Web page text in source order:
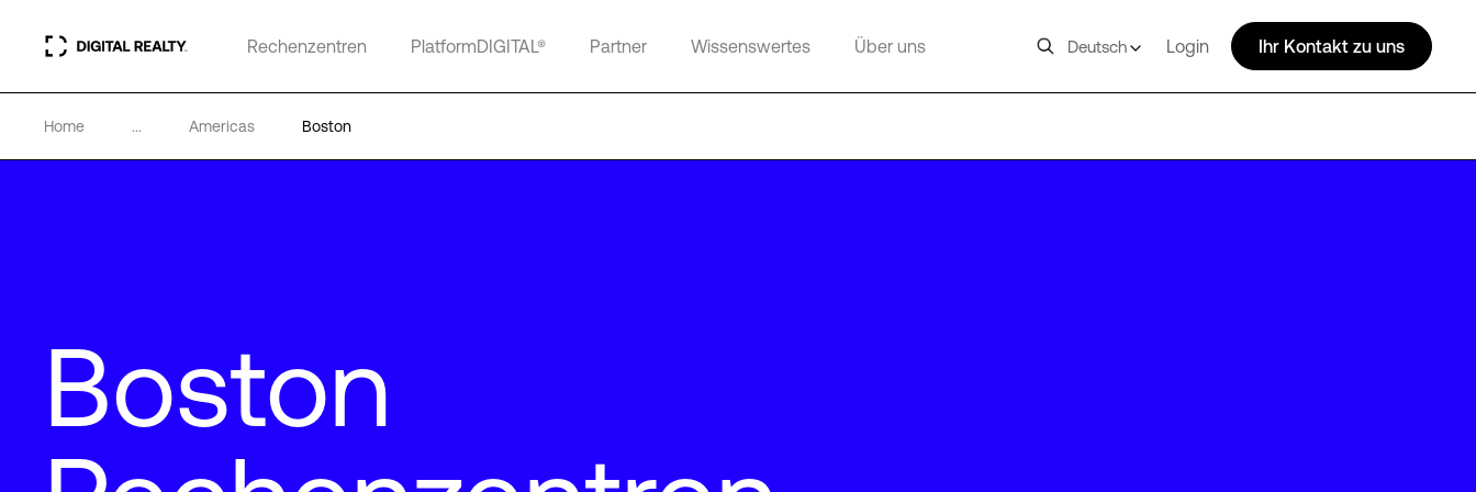
Rechenzentren PlatformDIGITAL® Partner Wissenswertes Über uns Deutsch Login Ihr Kontakt zu uns
Home ... Americas Boston
Boston